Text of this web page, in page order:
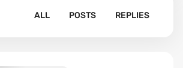
ALL POSTS REPLIES